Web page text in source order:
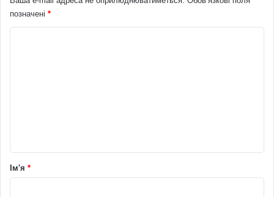
позначені *
рІм'я *